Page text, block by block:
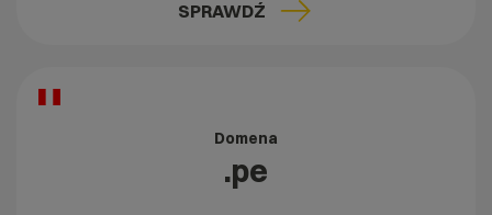
SPRAWDŹ
Domena
.pe